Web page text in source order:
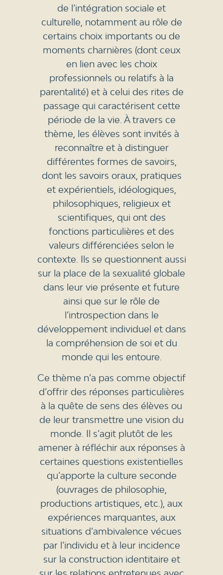
de l’intégration sociale et
culturelle, notamment au rôle de
certains choix importants ou de
moments charnières (dont ceux
en lien avec les choix
professionnels ou relatifs à la
parentalité) et à celui des rites de
passage qui caractérisent cette
période de la vie. À travers ce
thème, les élèves sont invités à
reconnaître et à distinguer
différentes formes de savoirs,
dont les savoirs oraux, pratiques
et expérientiels, idéologiques,
philosophiques, religieux et
scientifiques, qui ont des
fonctions particulières et des
valeurs différenciées selon le
contexte. Ils se questionnent aussi
sur la place de la sexualité globale
dans leur vie présente et future
ainsi que sur le rôle de
l’introspection dans le
développement individuel et dans
la compréhension de soi et du
monde qui les entoure.
Ce thème n’a pas comme objectif
d’offrir des réponses particulières
à la quête de sens des élèves ou
de leur transmettre une vision du
monde. Il s’agit plutôt de les
amener à réfléchir aux réponses à
certaines questions existentielles
qu’apporte la culture seconde
(ouvrages de philosophie,
productions artistiques, etc.), aux
expériences marquantes, aux
situations d’ambivalence vécues
par l’individu et à leur incidence
sur la construction identitaire et
sur les relations entretenues avec